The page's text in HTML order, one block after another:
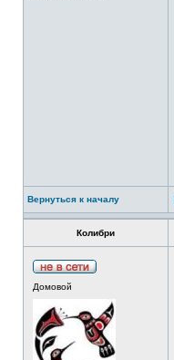
Вернуться к началу
Колибри
Домовой